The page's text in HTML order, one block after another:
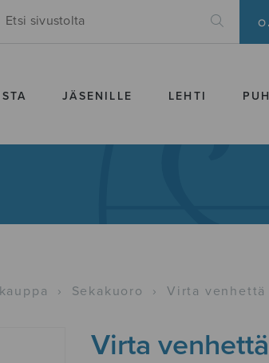
JÄSENILLE LEHTI
› Sekakuoro › Virta venhettä
Virta